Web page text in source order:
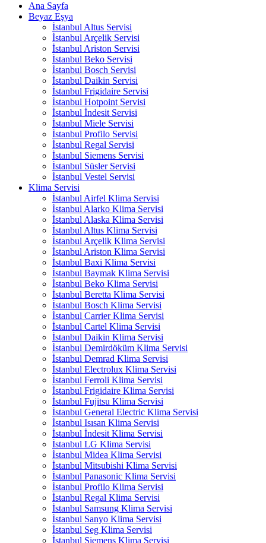
Ana Sayfa
Beyaz Eşya
İstanbul Altus Servisi
İstanbul Arçelik Servisi
İstanbul Ariston Servisi
İstanbul Beko Servisi
İstanbul Bosch Servisi
İstanbul Daikin Servisi
İstanbul Frigidaire Servisi
İstanbul Hotpoint Servisi
İstanbul İndesit Servisi
İstanbul Miele Servisi
İstanbul Profilo Servisi
İstanbul Regal Servisi
İstanbul Siemens Servisi
İstanbul Süsler Servisi
İstanbul Vestel Servisi
Klima Servisi
İstanbul Airfel Klima Servisi
İstanbul Alarko Klima Servisi
İstanbul Alaska Klima Servisi
İstanbul Altus Klima Servisi
İstanbul Arçelik Klima Servisi
İstanbul Ariston Klima Servisi
İstanbul Baxi Klima Servisi
İstanbul Baymak Klima Servisi
İstanbul Beko Klima Servisi
İstanbul Beretta Klima Servisi
İstanbul Bosch Klima Servisi
İstanbul Carrier Klima Servisi
İstanbul Cartel Klima Servisi
İstanbul Daikin Klima Servisi
İstanbul Demirdöküm Klima Servisi
İstanbul Demrad Klima Servisi
İstanbul Electrolux Klima Servisi
İstanbul Ferroli Klima Servisi
İstanbul Frigidaire Klima Servisi
İstanbul Fujitsu Klima Servisi
İstanbul General Electric Klima Servisi
İstanbul Isısan Klima Servisi
İstanbul İndesit Klima Servisi
İstanbul LG Klima Servisi
İstanbul Midea Klima Servisi
İstanbul Mitsubishi Klima Servisi
İstanbul Panasonic Klima Servisi
İstanbul Profilo Klima Servisi
İstanbul Regal Klima Servisi
İstanbul Samsung Klima Servisi
İstanbul Sanyo Klima Servisi
İstanbul Seg Klima Servisi
İstanbul Siemens Klima Servisi